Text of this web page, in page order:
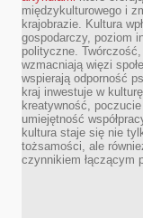
międzykulturowego i
krajobrazie. Kultura
gospodarczy, poziom
polityczne.
wzmacniają więzi
wspierają odporność
kraj inwestuje w
kreatywność,
umiejętność
kultura staje się nie
tożsamości, ale
czynnikiem łączącym